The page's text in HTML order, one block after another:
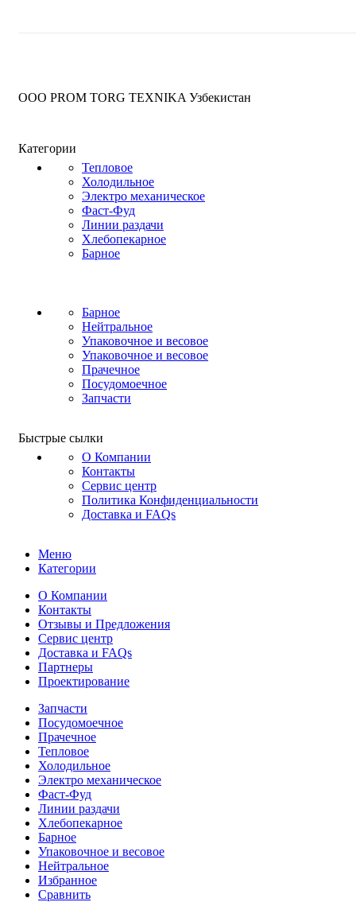
OOO PROM TORG TEXNIKA Узбекистан
Категории
Тепловое
Холодильное
Электро механическое
Фаст-Фуд
Линии раздачи
Хлебопекарное
Барное
Барное
Нейтральное
Упаковочное и весовое
Упаковочное и весовое
Прачечное
Посудомоечное
Запчасти
Быстрые сылки
О Компании
Контакты
Сервис центр
Политика Конфиденциальности
Доставка и FAQs
Меню
Категории
О Компании
Контакты
Отзывы и Предложения
Сервис центр
Доставка и FAQs
Партнеры
Проектирование
Запчасти
Посудомоечное
Прачечное
Тепловое
Холодильное
Электро механическое
Фаст-Фуд
Линии раздачи
Хлебопекарное
Барное
Упаковочное и весовое
Нейтральное
Избранное
Сравнить